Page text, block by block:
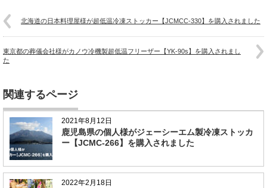
北海道の日本料理屋様が超低温冷凍ストッカー【JCMCC-330】を購入されました
東京都の葬儀会社様がカノウ冷機製超低温フリーザー【YK-90s】を購入されまし
た
関連するページ
2021年8月12日
鹿児島県の個人様がジェーシーエム製冷凍ストッカ
ー【JCMC-266】を購入されました
2022年2月18日